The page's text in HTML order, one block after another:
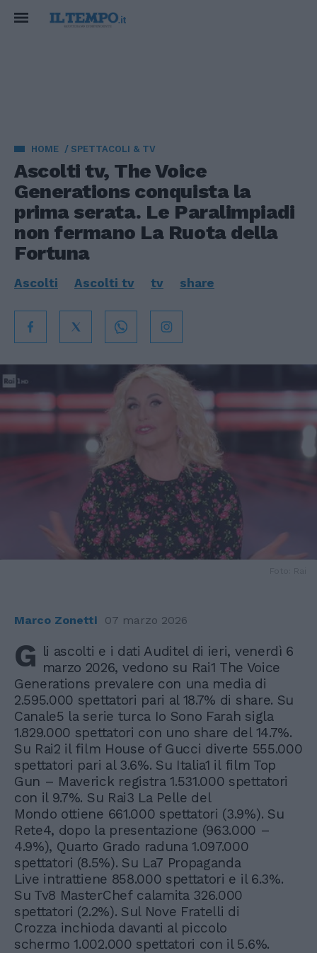
HOME SPETTACOLI & TV
Ascolti tv, The Voice
Generations conquista la
prima serata. Le Paralimpiadi
non fermano La Ruota della
Fortuna
Ascolti Ascolti tv tv share
Marco Zonetti 07 marzo 2026
G li ascolti e i dati Auditel di ieri, venerdì 6
marzo 2026, vedono su Rai1 The Voice
Generations prevalere con una media di
2.595.000 spettatori pari al 18.7% di share. Su
Canale5 la serie turca Io Sono Farah sigla
1.829.000 spettatori con uno share del 14.7%.
Su Rai2 il film House of Gucci diverte 555.000
spettatori pari al 3.6%. Su Italia1 il film Top
Gun – Maverick registra 1.531.000 spettatori
con il 9.7%. Su Rai3 La Pelle del
Mondo ottiene 661.000 spettatori (3.9%). Su
Rete4, dopo la presentazione (963.000 –
4.9%), Quarto Grado raduna 1.097.000
spettatori (8.5%). Su La7 Propaganda
Live intrattiene 858.000 spettatori e il 6.3%.
Su Tv8 MasterChef calamita 326.000
spettatori (2.2%). Sul Nove Fratelli di
Crozza inchioda davanti al piccolo
schermo 1.002.000 spettatori con il 5.6%.